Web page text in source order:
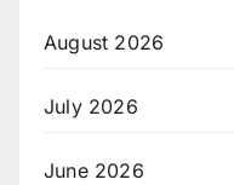
August 2026
July 2026
June 2026